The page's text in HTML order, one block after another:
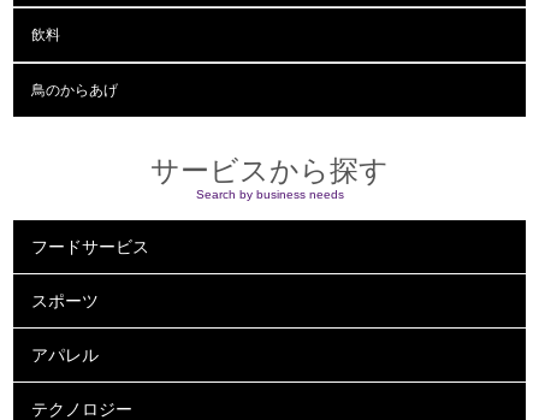
飲料
鳥のからあげ
サービスから探す
Search by business needs
フードサービス
スポーツ
アパレル
テクノロジー